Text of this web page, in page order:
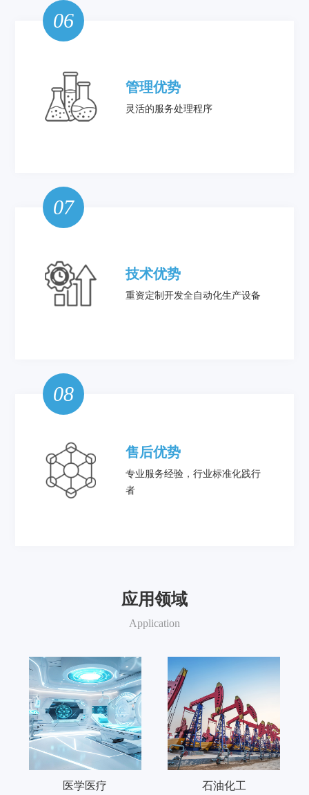
管理优势
灵活的服务处理程序
06
技术优势
重资定制开发全自动化生产设备
07
售后优势
专业服务经验，行业标准化践行
者
08
应用领域
Application
医学医疗 石油化工